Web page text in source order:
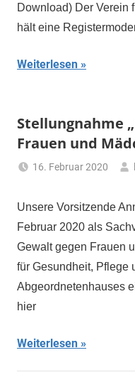
Download) Der Verein
hält eine
Weiterlesen
Stellungnahme
Frauen und
16. Februar 2020
Unsere Vorsitzende
Februar 2020 als
Gewalt gegen Frauen
für Gesundheit, Pflege
Abgeordnetenhauses
hier
Weiterlesen